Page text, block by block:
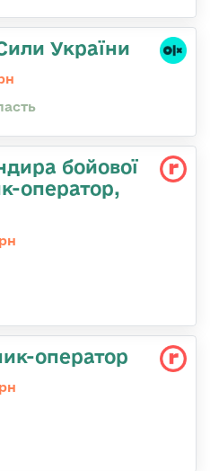
України
бойової
оператор,
опеpатоp